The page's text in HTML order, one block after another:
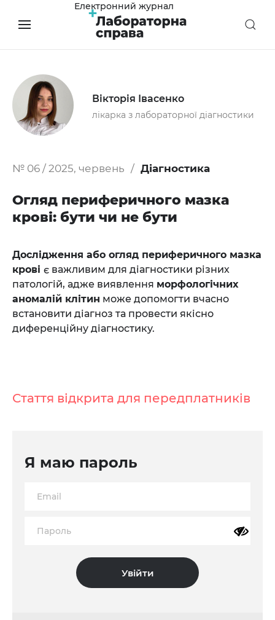
Електронний журнал
Вікторія Івасенко
лікарка з лабораторної діагностики
№ 06 / 2025, червень Діагностика
Огляд периферичного мазка
крові: бути чи не бути
Дослідження або огляд периферичного мазка
крові є важливим для діагностики різних
патологій, адже виявлення морфологічних
аномалій клітин може допомогти вчасно
встановити діагноз та провести якісно
диференційну діагностику.
Стаття відкрита для передплатників
Я маю пароль